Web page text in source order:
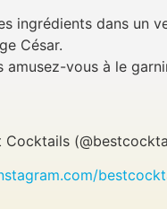
ingrédients dans un
César.
amusez-vous à le
Cocktails